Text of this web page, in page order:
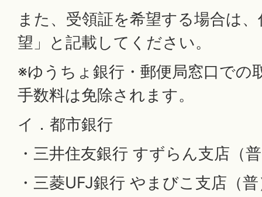
また、受領証を希望する場合は
望」と記載してください。
※ゆうちょ銀行・郵便局窓口での
手数料は免除されます。
イ．都市銀行
・三井住友銀行 すずらん支店（
・三菱UFJ銀行 やまびこ支店（